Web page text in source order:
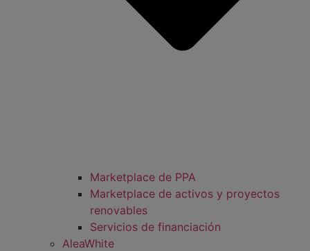
Marketplace de PPA
Marketplace de activos y proyectos
renovables
Servicios de financiación
AleaWhite